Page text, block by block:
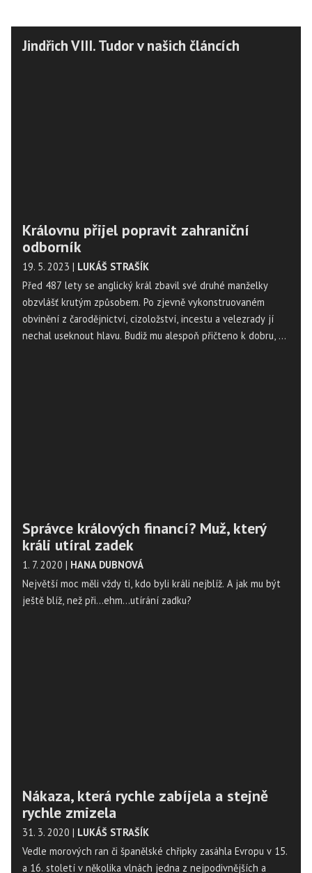
Jindřich VIII. Tudor v našich článcích
Královnu přijel popravit zahraniční
odborník
19. 5. 2023 | LUKÁŠ STRAŠÍK
Před 487 lety se anglický král zbavil své druhé manželky
obzvlášť krutým způsobem. Po zjevně vykonstruovaném
obvinění z čarodějnictví, cizoložství, incestu a velezrady jí
nechal useknout hlavu. Budiž mu alespoň přičteno k dobru, že
Správce králových financí? Muž, který
králi utíral zadek
1. 7. 2020 | HANA DUBNOVÁ
Největší moc měli vždy ti, kdo byli králi nejblíž. A jak mu být
ještě blíž, než při…ehm…utírání zadku?
Nákaza, která rychle zabíjela a stejně
rychle zmizela
31. 3. 2020 | LUKÁŠ STRAŠÍK
Vedle morových ran či španělské chřipky zasáhla Evropu v 15.
a 16. století v několika vlnách jedna z nejpodivnějších a